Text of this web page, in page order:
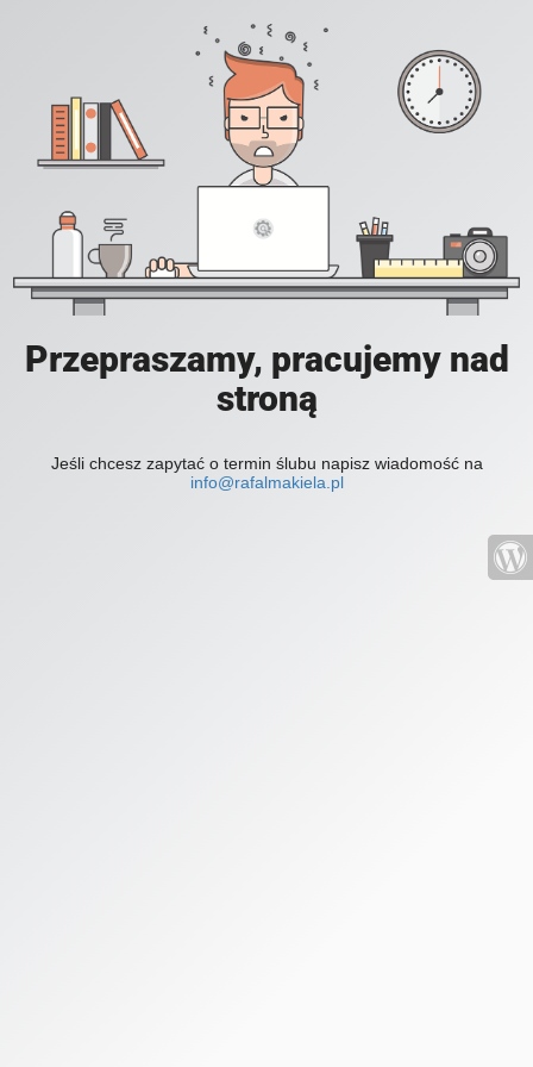
Przepraszamy, pracujemy nad
stroną
Jeśli chcesz zapytać o termin ślubu napisz wiadomość na
info@rafalmakiela.pl